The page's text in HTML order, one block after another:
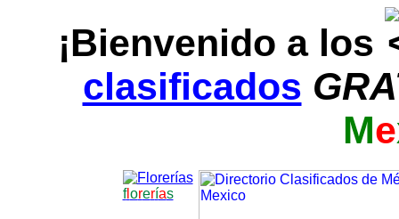
¡Bienvenido a los
clasificados
Me
florerías